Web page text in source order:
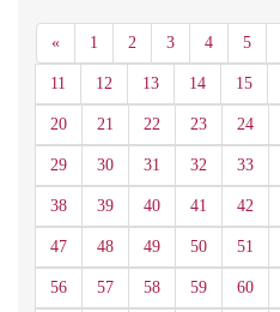
«Anterior
1 2 3 4 5
11 12 13 14 15
20 21 22 23 24
29 30 31 32 33
38 39 40 41 42
47 48 49 50 51
56 57 58 59 60